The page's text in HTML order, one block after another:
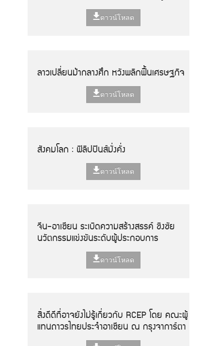
ดาวน์โหลด
ลาวเปลี่ยนม้ากลางศึก หวังพลิกฟื้นเศรษฐกิจ
ดาวน์โหลด
สังคมโลก : ฟิลิปปินส์มั่งคั่ง
ดาวน์โหลด
จีน-อาเซียน ระเบิดความสร้างสรรค์ ชิงชัย
นวัตกรรมแข่งขันระดับผู้ประกอบการ
ดาวน์โหลด
สิ่งดีดีที่อาจยังไม่รู้เกี่ยวกับ RCEP โดย คณะผู้
แทนถาวรไทยประจำอาเซียน ณ กรุงจาการ์ตา